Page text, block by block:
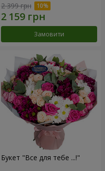
2 399 грн
Замовити
Букет "Все для тебе ...!"